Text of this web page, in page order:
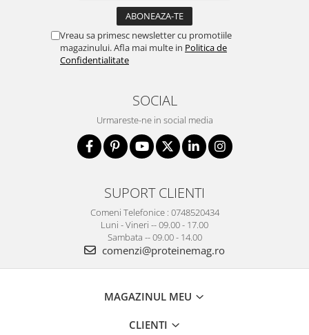
Vreau sa primesc newsletter cu promotiile
magazinului. Afla mai multe in Politica de
Confidentialitate
SOCIAL
Urmareste-ne in social media
SUPORT CLIENTI
Comeni Telefonice : 0748520434
Luni - Vineri -- 09.00 - 17.00
Sambata -- 09.00 - 14.00
comenzi@proteinemag.ro
MAGAZINUL MEU
CLIENTI